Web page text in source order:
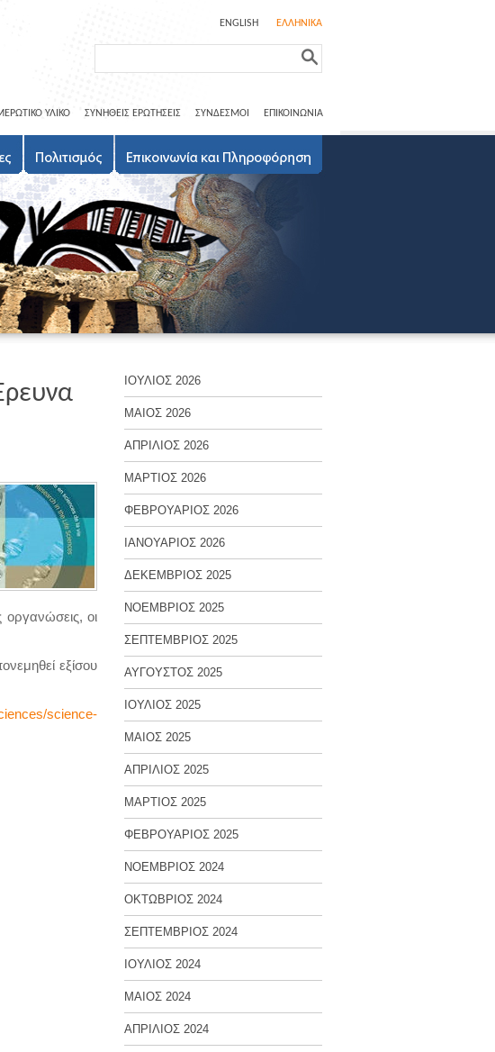
ENGLISH ΕΛΛΗΝΙΚΑ
ΥΛΙΚΟ ΣΥΝΗΘΕΙΣ ΕΡΩΤΗΣΕΙΣ ΣΥΝΔΕΣΜΟΙ ΕΠΙΚΟΙΝΩΝΙΑ
ΙΟΥΛΙΟΣ 2026
ΜΑΙΟΣ 2026
ΑΠΡΙΛΙΟΣ 2026
ΜΑΡΤΙΟΣ 2026
ΦΕΒΡΟΥΑΡΙΟΣ 2026
ΙΑΝΟΥΑΡΙΟΣ 2026
ΔΕΚΕΜΒΡΙΟΣ 2025
ΝΟΕΜΒΡΙΟΣ 2025
ΣΕΠΤΕΜΒΡΙΟΣ 2025
ΑΥΓΟΥΣΤΟΣ 2025
ΙΟΥΛΙΟΣ 2025
ΜΑΙΟΣ 2025
ΑΠΡΙΛΙΟΣ 2025
ΜΑΡΤΙΟΣ 2025
ΦΕΒΡΟΥΑΡΙΟΣ 2025
ΝΟΕΜΒΡΙΟΣ 2024
ΟΚΤΩΒΡΙΟΣ 2024
ΣΕΠΤΕΜΒΡΙΟΣ 2024
ΙΟΥΛΙΟΣ 2024
ΜΑΙΟΣ 2024
ΑΠΡΙΛΙΟΣ 2024
οι
εξίσου
science-